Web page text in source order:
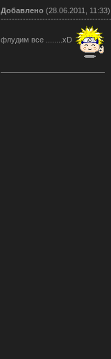
Добавлено (28.06.2011, 11:33)
флудим все ........хD